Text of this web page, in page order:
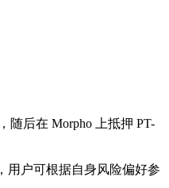
随后在 Morpho 上抵押 PT-
用户可根据自身风险偏好参